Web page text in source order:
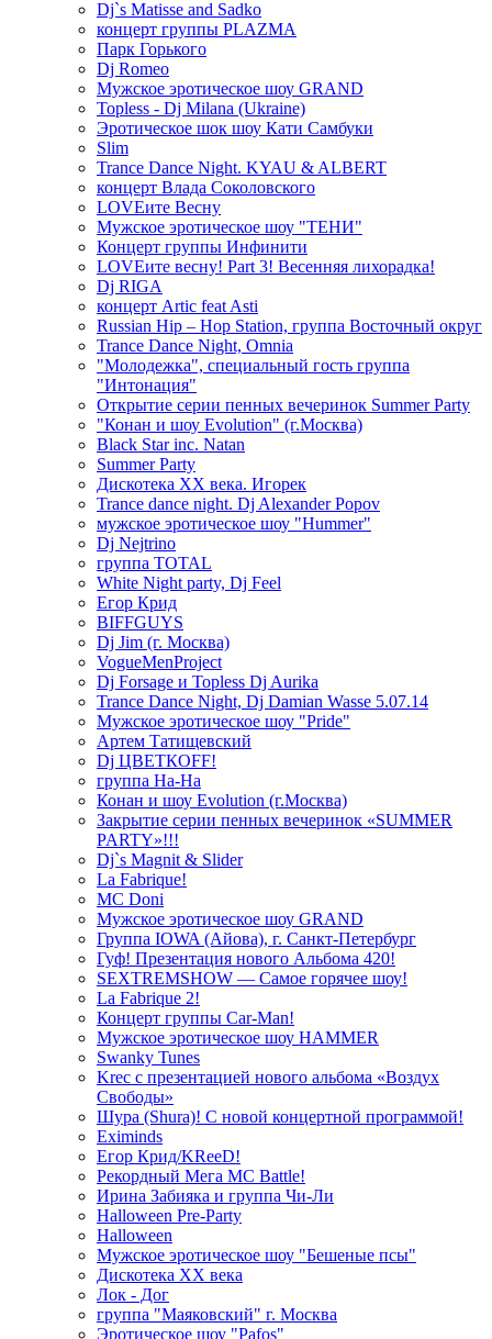
Dj`s Matisse and Sadko
концерт группы PLAZMA
Парк Горького
Dj Romeo
Мужское эротическое шоу GRAND
Topless - Dj Milana (Ukraine)
Эротическое шок шоу Кати Самбуки
Slim
Trance Dance Night. KYAU & ALBERT
концерт Влада Соколовского
LOVEите Весну
Мужское эротическое шоу "ТЕНИ"
Концерт группы Инфинити
LOVEите весну! Part 3! Весенняя лихорадка!
Dj RIGA
концерт Artic feat Asti
Russian Hip – Hop Station, группа Восточный округ
Trance Dance Night, Omnia
"Молодежка", специальный гость группа
"Интонация"
Открытие серии пенных вечеринок Summer Party
"Конан и шоу Evolution" (г.Москва)
Black Star inc. Natan
Summer Party
Дискотека ХХ века. Игорек
Trance dance night. Dj Alexander Popov
мужское эротическое шоу "Hummer"
Dj Nejtrino
группа TOTAL
White Night party, Dj Feel
Егор Крид
BIFFGUYS
Dj Jim (г. Москва)
VogueMenProject
Dj Forsage и Topless Dj Aurika
Trance Dance Night, Dj Damian Wasse 5.07.14
Мужское эротическое шоу "Pride"
Артем Татищевский
Dj ЦВЕТКOFF!
группа На-На
Конан и шоу Evolution (г.Москва)
Закрытие серии пенных вечеринок «SUMMER
PARTY»!!!
Dj`s Magnit & Slider
La Fabrique!
MC Doni
Мужское эротическое шоу GRAND
Группа IOWA (Айова), г. Санкт-Петербург
Гуф! Презентация нового Альбома 420!
SEXTREMSHOW — Самое горячее шоу!
La Fabrique 2!
Концерт группы Car-Man!
Мужское эротическое шоу HAMMER
Swanky Tunes
Krec с презентацией нового альбома «Воздух
Свободы»
Шура (Shura)! С новой концертной программой!
Eximinds
Егор Крид/KReeD!
Рекордный Мега МС Battle!
Ирина Забияка и группа Чи-Ли
Halloween Pre-Party
Halloween
Мужское эротическое шоу "Бешеные псы"
Дискотека ХХ века
Лок - Дог
группа "Маяковский" г. Москва
Эротическое шоу "Pafos"